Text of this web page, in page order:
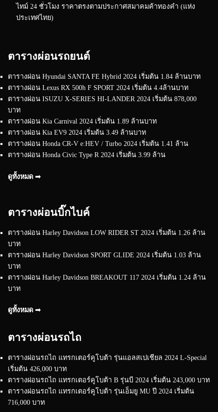
ไทม์ 24 ชั่วโมง ราคาตรงตามประกาศสมาคมค้าทองคำ (แห่ง
ประเทศไทย)
ตารางผ่อนรถยนต์
ตารางผ่อน Hyundai SANTA FE Hybrid 2024 เริ่มต้น 1.84 ล้านบาท
ตารางผ่อน Lexus RX 500h F SPORT 2024 เริ่มต้น 4.4ล้านบาท
ตารางผ่อน ISUZU X-SERIES HI-LANDER 2024 เริ่มต้น 878,000
บาท
ตารางผ่อน Kia Carnival 2024 เริ่มต้น 1.89 ล้านบาท
ตารางผ่อน Kia EV9 2024 เริ่มต้น 3.49 ล้านบาท
ตารางผ่อน Honda CR-V e:HEV / Turbo 2024 เริ่มต้น 1.41 ล้าน
ตารางผ่อน Honda Civic Type R 2024 เริ่มต้น 3.99 ล้าน
ดูทั้งหมด ➟
ตารางผ่อนบิ๊กไบค์
ตารางผ่อน Harley Davidson LOW RIDER ST 2024 เริ่มต้น 1.26 ล้าน
บาท
ตารางผ่อน Harley Davidson SPORT GLIDE 2024 เริ่มต้น 1.03 ล้าน
บาท
ตารางผ่อน Harley Davidson BREAKOUT 117 2024 เริ่มต้น 1.24 ล้าน
บาท
ดูทั้งหมด ➟
ตารางผ่อนรถไถ
ตารางผ่อนรถไถ แทรกเตอร์คูโบต้า รุ่นแอลสเปเชียล 2024 L-Special
เริ่มต้น 426,000 บาท
ตารางผ่อนรถไถ แทรกเตอร์คูโบต้า B รุ่นบี 2024 เริ่มต้น 243,000 บาท
ตารางผ่อนรถไถ แทรกเตอร์คูโบต้า รุ่นเอ็มยู MU ปี 2024 เริ่มต้น
716,000 บาท